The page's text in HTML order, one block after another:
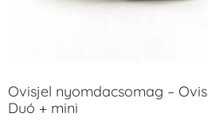
Ovisjel nyomdacsomag – Ovis
Duó + mini